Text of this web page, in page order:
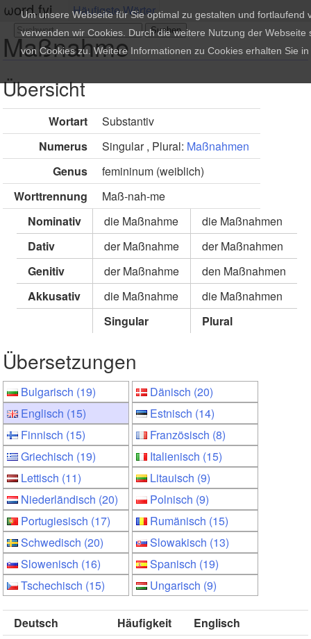
ωord.fyi Häufigste Wörter
Maßnahme
Übersicht
Wortart
Substantiv
Numerus
Singular , Plural: Maßnahmen
Genus
femininum (weiblich)
Worttrennung
Maß-nah-me
Nominativ
die Maßnahme
die Maßnahmen
Dativ
der Maßnahme
der Maßnahmen
Genitiv
der Maßnahme
den Maßnahmen
Akkusativ
die Maßnahme
die Maßnahmen
Singular
Plural
Übersetzungen
Bulgarisch (19)
Dänisch (20)
Englisch (15)
Estnisch (14)
Finnisch (15)
Französisch (8)
Griechisch (19)
Italienisch (15)
Lettisch (11)
Litauisch (9)
Niederländisch (20)
Polnisch (9)
Portugiesisch (17)
Rumänisch (15)
Schwedisch (20)
Slowakisch (13)
Slowenisch (16)
Spanisch (19)
Tschechisch (15)
Ungarisch (9)
Deutsch Häufigkeit
Englisch
Um unsere Webseite für Sie optimal zu gestalten und fortlaufend
verwenden wir Cookies. Durch die weitere Nutzung der Webseite
von Cookies zu. Weitere Informationen zu Cookies erhalten Sie